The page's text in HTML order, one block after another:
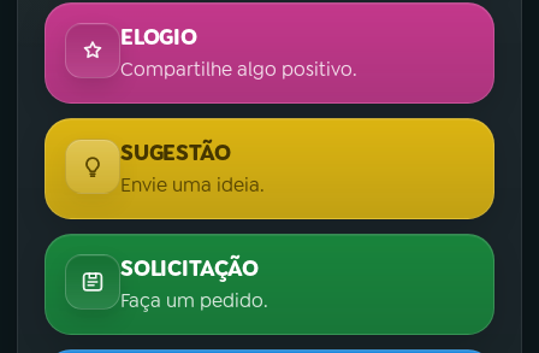
ELOGIO
Compartilhe algo positivo.
SUGESTÃO
Envie uma ideia.
SOLICITAÇÃO
Faça um pedido.